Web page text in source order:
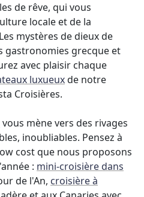
de rêve, qui vous
locale et de la
mystères de dieux de
gastronomies grecque et
avec plaisir chaque
luxueuxde notre
Croisières.
vous mène vers des rivages
inoubliables. Pensez à
cost que nous proposons
: mini-croisière dans
de l'An, croisière à